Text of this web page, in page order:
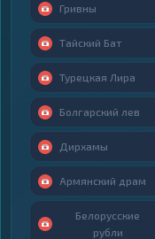
Гривны
Тайский Бат
Турецкая Лира
Болгарский лев
Дирхамы
Армянский драм
Белорусские
рубли